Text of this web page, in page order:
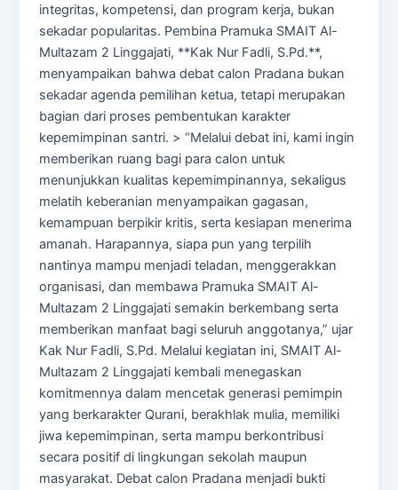
integritas, kompetensi, dan program kerja, bukan
sekadar popularitas. Pembina Pramuka SMAIT Al-
Multazam 2 Linggajati, **Kak Nur Fadli, S.Pd.**,
menyampaikan bahwa debat calon Pradana bukan
sekadar agenda pemilihan ketua, tetapi merupakan
bagian dari proses pembentukan karakter
kepemimpinan santri. > “Melalui debat ini, kami ingin
memberikan ruang bagi para calon untuk
menunjukkan kualitas kepemimpinannya, sekaligus
melatih keberanian menyampaikan gagasan,
kemampuan berpikir kritis, serta kesiapan menerima
amanah. Harapannya, siapa pun yang terpilih
nantinya mampu menjadi teladan, menggerakkan
organisasi, dan membawa Pramuka SMAIT Al-
Multazam 2 Linggajati semakin berkembang serta
memberikan manfaat bagi seluruh anggotanya,” ujar
Kak Nur Fadli, S.Pd. Melalui kegiatan ini, SMAIT Al-
Multazam 2 Linggajati kembali menegaskan
komitmennya dalam mencetak generasi pemimpin
yang berkarakter Qurani, berakhlak mulia, memiliki
jiwa kepemimpinan, serta mampu berkontribusi
secara positif di lingkungan sekolah maupun
masyarakat. Debat calon Pradana menjadi bukti